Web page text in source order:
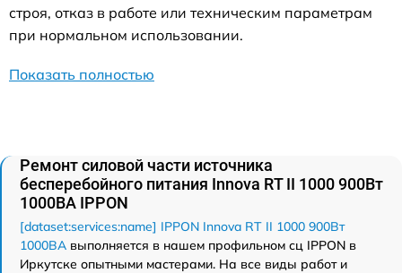
строя, отказ в работе или техническим параметрам
при нормальном использовании.
Показать полностью
Ремонт силовой части источника
бесперебойного питания Innova RT II 1000 900Вт
1000ВА IPPON
[dataset:services:name] IPPON Innova RT II 1000 900Вт
1000ВА выполняется в нашем профильном сц IPPON в
Иркутске опытными мастерами. На все виды работ и